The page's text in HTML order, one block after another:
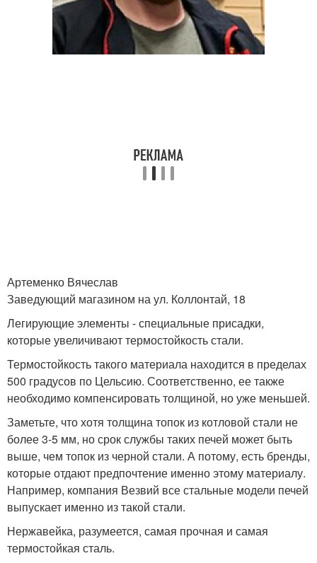
Артеменко Вячеслав
Заведующий магазином на ул. Коллонтай, 18
Легирующие элементы - специальные присадки,
которые увеличивают термостойкость стали.
Термостойкость такого материала находится в пределах
500 градусов по Цельсию. Соответственно, ее также
необходимо компенсировать толщиной, но уже меньшей.
Заметьте, что хотя толщина топок из котловой стали не
более 3-5 мм, но срок службы таких печей может быть
выше, чем топок из черной стали. А потому, есть бренды,
которые отдают предпочтение именно этому материалу.
Например, компания Везвий все стальные модели печей
выпускает именно из такой стали.
Нержавейка, разумеется, самая прочная и самая
термостойкая сталь.